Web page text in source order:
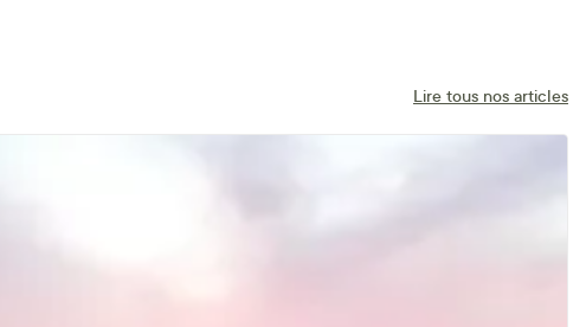
Lire tous nos articles